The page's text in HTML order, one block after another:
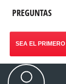
PREGUNTAS
SEA EL